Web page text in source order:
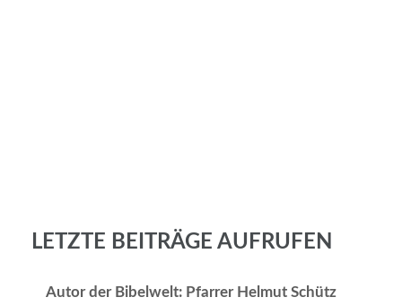
LETZTE BEITRÄGE AUFRUFEN
Autor der Bibelwelt: Pfarrer Helmut Schütz